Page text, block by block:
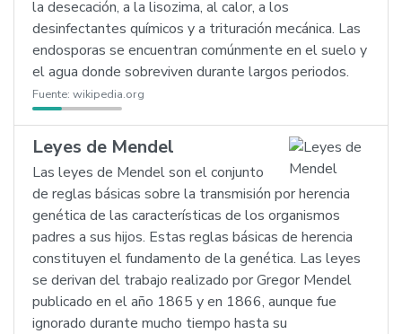
la desecación, a la lisozima, al calor, a los
desinfectantes químicos y a trituración mecánica. Las
endosporas se encuentran comúnmente en el suelo y
el agua donde sobreviven durante largos periodos.
Fuente: wikipedia.org
Leyes de Mendel
Las leyes de Mendel son el conjunto
de reglas básicas sobre la transmisión por herencia
genética de las características de los organismos
padres a sus hijos. Estas reglas básicas de herencia
constituyen el fundamento de la genética. Las leyes
se derivan del trabajo realizado por Gregor Mendel
publicado en el año 1865 y en 1866, aunque fue
ignorado durante mucho tiempo hasta su